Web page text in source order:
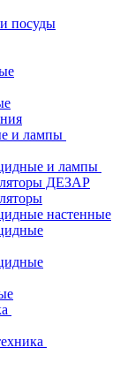
посуды
и лампы
и лампы
ДЕЗАР
настенные